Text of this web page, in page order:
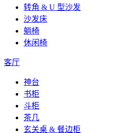
转角 & U 型沙发
沙发床
躺椅
休闲椅
客厅
神台
书柜
斗柜
茶几
玄关桌 & 餐边柜